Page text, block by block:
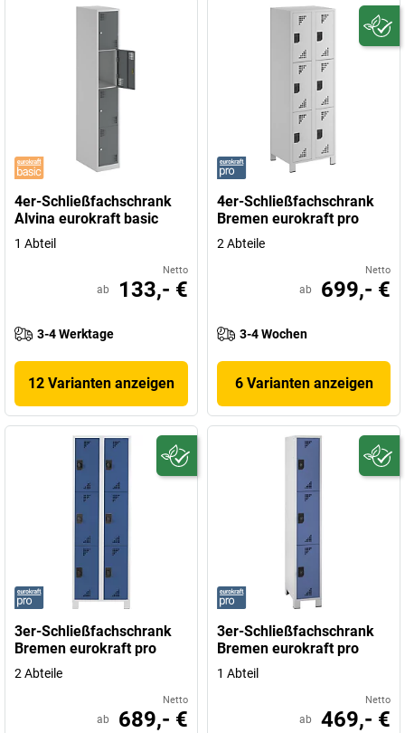
4er-Schließfachschrank
Alvina eurokraft basic
1 Abteil
Netto
ab 133,- €
3-4 Werktage
12 Varianten anzeigen
4er-Schließfachschrank
Bremen eurokraft pro
2 Abteile
Netto
ab 699,- €
3-4 Wochen
6 Varianten anzeigen
3er-Schließfachschrank
Bremen eurokraft pro
2 Abteile
Netto
ab 689,- €
3er-Schließfachschrank
Bremen eurokraft pro
1 Abteil
Netto
ab 469,- €